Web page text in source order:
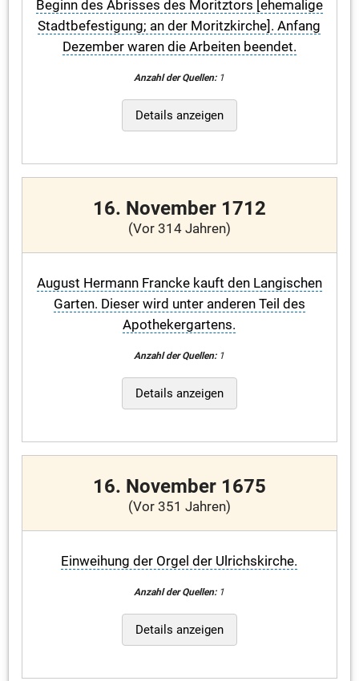
Beginn des Abrisses des Moritztors [ehemalige
Stadtbefestigung; an der Moritzkirche]. Anfang
Dezember waren die Arbeiten beendet.
Anzahl der Quellen:1
Details anzeigen
16. November 1712
(Vor 314 Jahren)
August Hermann Francke kauft den Langischen
Garten. Dieser wird unter anderen Teil des
Apothekergartens.
Anzahl der Quellen:1
Details anzeigen
16. November 1675
(Vor 351 Jahren)
Einweihung der Orgel der Ulrichskirche.
Anzahl der Quellen:1
Details anzeigen